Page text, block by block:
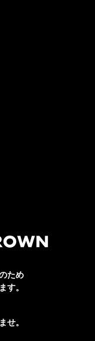
ため
す。
せ。